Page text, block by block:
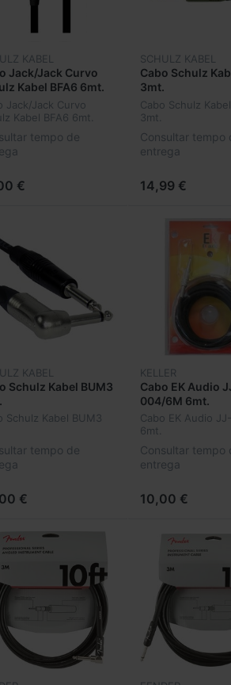
KABEL
Jack/Jack Curvo
Kabel BFA6 6mt.
Jack/Jack Curvo
Kabel BFA6 6mt.
tempo de
€
SCHULZ KABEL
Cabo Schulz
3mt.
Cabo Schulz
3mt.
Consultar tempo
entrega
14,99 €
KABEL
Schulz Kabel BUM3
Schulz Kabel BUM3
tempo de
€
KELLER
Cabo EK Audio
004/6M 6mt.
Cabo EK Audio
6mt.
Consultar tempo
entrega
10,00 €